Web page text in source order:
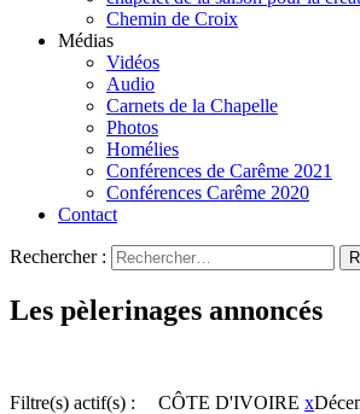
Chemin de Croix
Médias
Vidéos
Audio
Carnets de la Chapelle
Photos
Homélies
Conférences de Carême 2021
Conférences Carême 2020
Contact
Rechercher :
Les pèlerinages annoncés
Filtre(s) actif(s) : CÔTE D'IVOIRE x